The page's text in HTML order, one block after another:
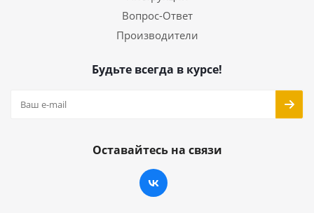
Вопрос-Ответ
Производители
Будьте всегда в курсе!
Оставайтесь на связи